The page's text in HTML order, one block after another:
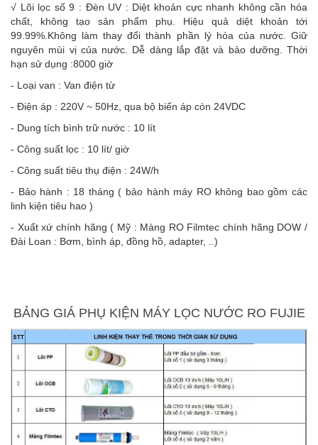
√ Lõi lọc số 9 : Đèn UV : Diệt khoản cực nhanh không cần hóa
chất, không tạo sản phẩm phụ. Hiệu quả diệt khoản tới
99.99%.Không làm thay đổi thành phần lý hóa của nước. Giữ
nguyên mùi vị của nước. Dễ dàng lắp đặt và bảo dưỡng. Thời
hạn sử dụng :8000 giờ
- Loại van : Van điện từ
- Điện áp : 220V ~ 50Hz, qua bộ biến áp còn 24VDC
- Dung tích bình trữ nước : 10 lít
- Công suất lọc : 10 lít/ giờ
- Công suất tiêu thụ điện : 24W/h
- Bảo hành : 18 tháng ( bảo hành máy RO không bao gồm các
linh kiện tiêu hao )
- Xuất xứ chính hãng ( Mỹ : Màng RO Filmtec chính hãng DOW /
Đài Loan : Bơm, bình áp, đồng hồ, adapter, ..)
BẢNG GIÁ PHỤ KIỆN MÁY LỌC NƯỚC RO FUJIE